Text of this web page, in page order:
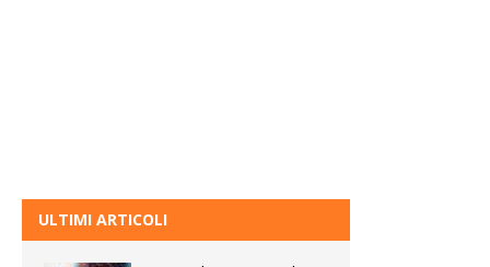
ULTIMI ARTICOLI